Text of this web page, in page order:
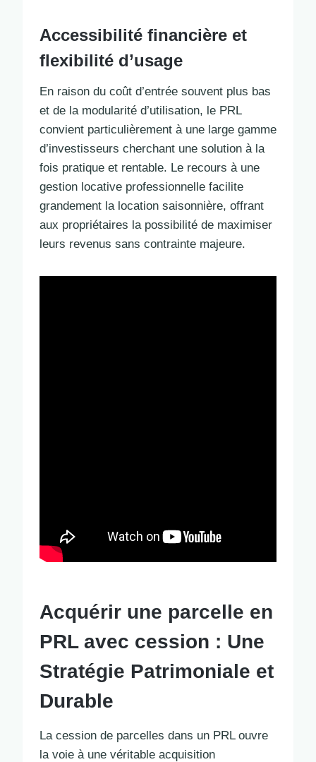
Accessibilité financière et
flexibilité d’usage
En raison du coût d’entrée souvent plus bas
et de la modularité d’utilisation, le PRL
convient particulièrement à une large gamme
d’investisseurs cherchant une solution à la
fois pratique et rentable. Le recours à une
gestion locative professionnelle facilite
grandement la location saisonnière, offrant
aux propriétaires la possibilité de maximiser
leurs revenus sans contrainte majeure.
Acquérir une parcelle en
PRL avec cession : Une
Stratégie Patrimoniale et
Durable
La cession de parcelles dans un PRL ouvre
la voie à une véritable acquisition